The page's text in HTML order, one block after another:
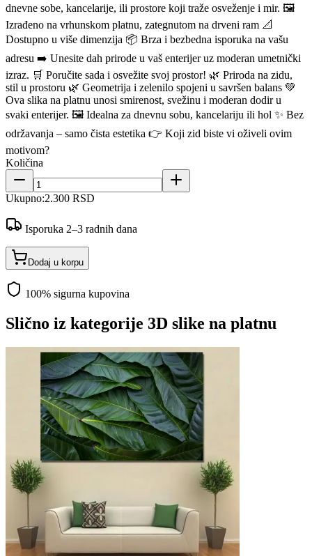
dnevne sobe, kancelarije, ili prostore koji traže osveženje i mir. 🖼
Izrađeno na vrhunskom platnu, zategnutom na drveni ram 📐
Dostupno u više dimenzija 📦 Brza i bezbedna isporuka na vašu
adresu ➡️ Unesite dah prirode u vaš enterijer uz moderan umetnički
izraz. 🛒 Poručite sada i osvežite svoj prostor! 🌿 Priroda na zidu,
stil u prostoru 🌿 Geometrija i zelenilo spojeni u savršen balans 💚
Ova slika na platnu unosi smirenost, svežinu i moderan dodir u
svaki enterijer. 🖼 Idealna za dnevnu sobu, kancelariju ili hol ✨ Bez
održavanja – samo čista estetika 👉 Koji zid biste vi oživeli ovim
motivom?
Količina
Ukupno:2.300 RSD
Isporuka 2–3 radnih dana
Dodaj u korpu
100% sigurna kupovina
Slično iz kategorije 3D slike na platnu